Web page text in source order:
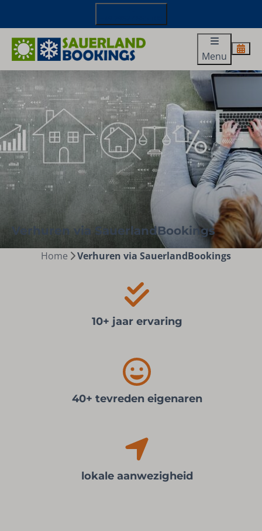
Menu
Verhuren via SauerlandBookings
Home Verhuren via SauerlandBookings
10+ jaar ervaring
40+ tevreden eigenaren
lokale aanwezigheid